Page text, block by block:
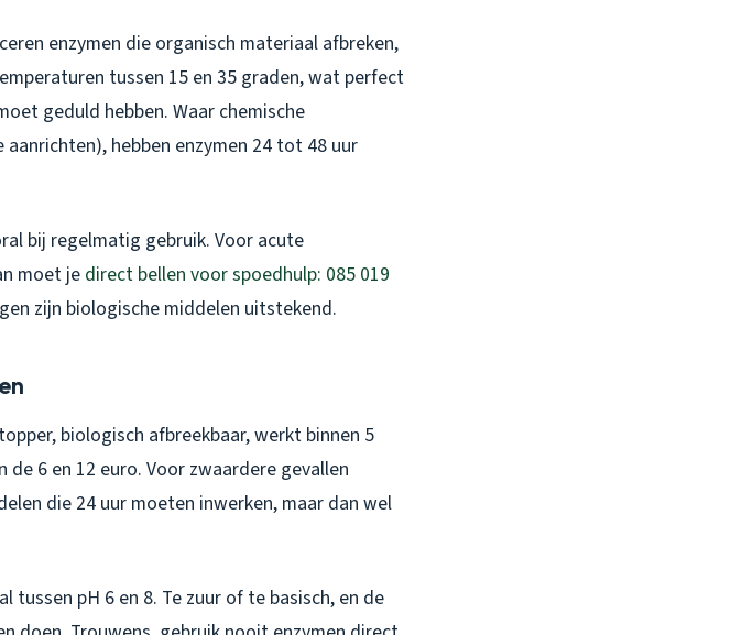
enzymen die organisch materiaal afbreken,
tussen 15 en 35 graden, wat perfect
geduld hebben. Waar chemische
hebben enzymen 24 tot 48 uur
bij regelmatig gebruik. Voor acute
moet jedirect bellen voor spoedhulp: 085 019
zijn biologische middelen uitstekend.
biologisch afbreekbaar, werkt binnen 5
6 en 12 euro. Voor zwaardere gevallen
die 24 uur moeten inwerken, maar dan wel
tussen pH 6 en 8. Te zuur of te basisch, en de